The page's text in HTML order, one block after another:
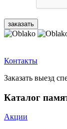
Контакты
Заказать выезд
Каталог
Акции